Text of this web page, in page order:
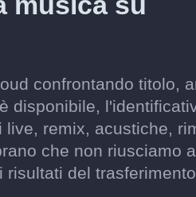
confrontando titolo,
disponibile,
remix, acustiche,
che non riusciamo
del